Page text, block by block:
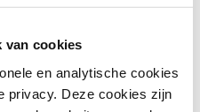
van cookies
en analytische cookies
privacy. Deze cookies zijn
meer mensen die zich